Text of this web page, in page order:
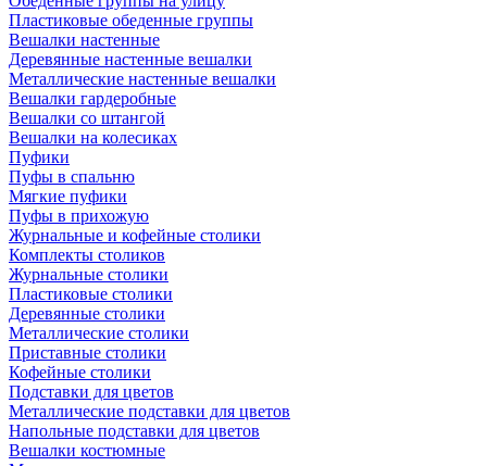
Пластиковые обеденные группы
Вешалки настенные
Деревянные настенные вешалки
Металлические настенные вешалки
Вешалки гардеробные
Вешалки со штангой
Вешалки на колесиках
Пуфики
Пуфы в спальню
Мягкие пуфики
Пуфы в прихожую
Журнальные и кофейные столики
Комплекты столиков
Журнальные столики
Пластиковые столики
Деревянные столики
Металлические столики
Приставные столики
Кофейные столики
Подставки для цветов
Металлические подставки для цветов
Напольные подставки для цветов
Вешалки костюмные